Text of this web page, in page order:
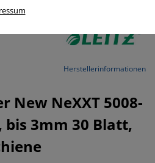
Herstellerinformationen
New NeXXT 5008-
bis 3mm 30 Blatt,